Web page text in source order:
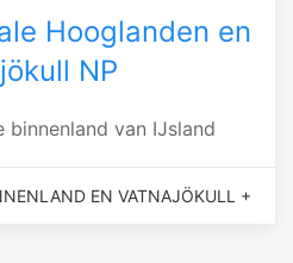
Hooglanden en
NP
binnenland van IJsland
EN VATNAJÖKULL +